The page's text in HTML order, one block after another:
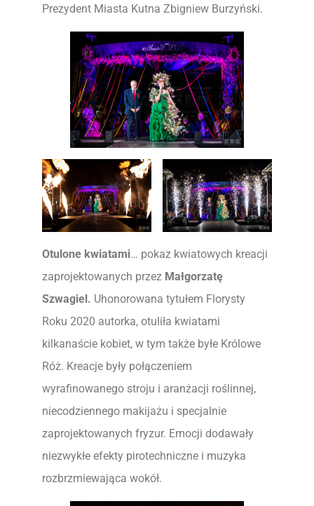
Prezydent Miasta Kutna Zbigniew Burzyński.
Otulone kwiatami… pokaz kwiatowych kreacji
zaprojektowanych przez Małgorzatę
Szwagiel. Uhonorowana tytułem Florysty
Roku 2020 autorka, otuliła kwiatami
kilkanaście kobiet, w tym także byłe Królowe
Róż. Kreacje były połączeniem
wyrafinowanego stroju i aranżacji roślinnej,
niecodziennego makijażu i specjalnie
zaprojektowanych fryzur. Emocji dodawały
niezwykłe efekty pirotechniczne i muzyka
rozbrzmiewająca wokół.